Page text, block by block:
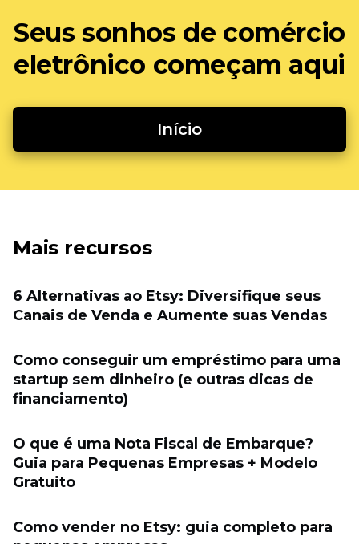
Seus sonhos de comércio
eletrônico começam aqui
Início
Mais recursos
6 Alternativas ao Etsy: Diversifique seus
Canais de Venda e Aumente suas Vendas
Como conseguir um empréstimo para uma
startup sem dinheiro (e outras dicas de
financiamento)
O que é uma Nota Fiscal de Embarque?
Guia para Pequenas Empresas + Modelo
Gratuito
Como vender no Etsy: guia completo para